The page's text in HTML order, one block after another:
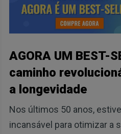
AGORA UM BEST-
caminho
a longevidade
Nos últimos 50 anos,
incansável para otimizar a